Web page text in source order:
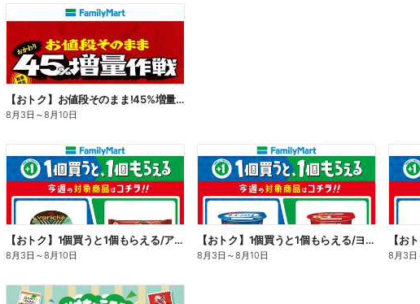
【おトク】お値段そのまま!45%増量作戦!
8月3日 ～8月10日
【おトク】1個買うと1個もらえる/アイス
8月3日 ～8月10日
【おトク】1個買うと1個もらえる/ヨーグルト
8月3日 ～8月10日
【お
8月3日